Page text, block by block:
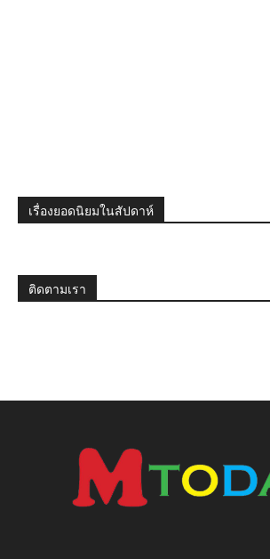
เรื่องยอดนิยมในสัปดาห์
ติดตามเรา